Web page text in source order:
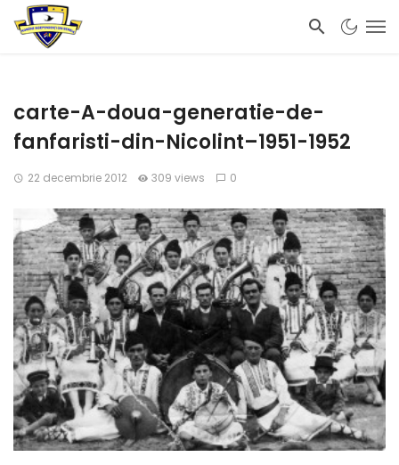
carte-A-doua-generatie-de-
fanfaristi-din-Nicolint–1951-1952
22 decembrie 2012 309 views 0